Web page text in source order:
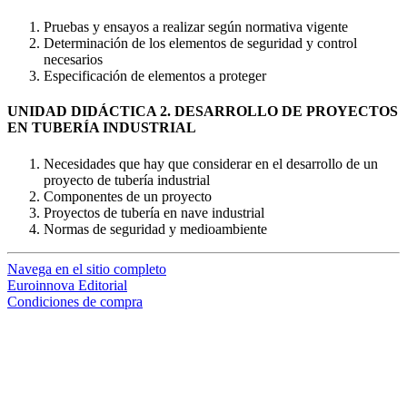
Pruebas y ensayos a realizar según normativa vigente
Determinación de los elementos de seguridad y control
necesarios
Especificación de elementos a proteger
UNIDAD DIDÁCTICA 2. DESARROLLO DE PROYECTOS
EN TUBERÍA INDUSTRIAL
Necesidades que hay que considerar en el desarrollo de un
proyecto de tubería industrial
Componentes de un proyecto
Proyectos de tubería en nave industrial
Normas de seguridad y medioambiente
Navega en el sitio completo
Euroinnova Editorial
Condiciones de compra